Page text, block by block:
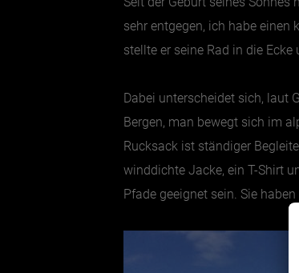
sehr entgegen, ich habe einen
stellte er seine Rad in die
Dabei unterscheidet sich, laut
Bergen, man bewegt sich im
Rucksack ist ständiger
winddichte Jacke, ein T-Shirt
Pfade geeignet sein. Sie